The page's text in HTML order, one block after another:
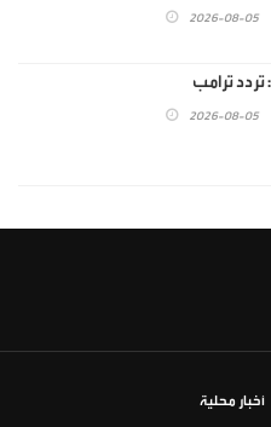
2026-08-05
ترامب
2026-08-05
أخبار محلية